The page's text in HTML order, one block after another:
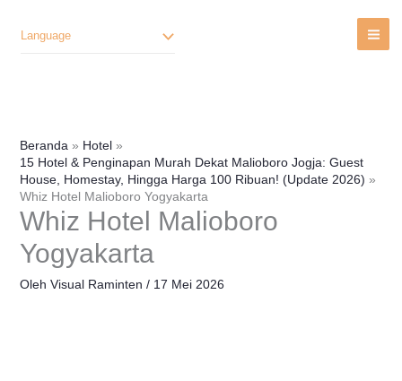
Language
Beranda
Hotel
15 Hotel & Penginapan Murah Dekat Malioboro Jogja: Guest
House, Homestay, Hingga Harga 100 Ribuan! (Update 2026)
Whiz Hotel Malioboro Yogyakarta
Whiz Hotel Malioboro
Yogyakarta
Oleh Visual Raminten / 17 Mei 2026